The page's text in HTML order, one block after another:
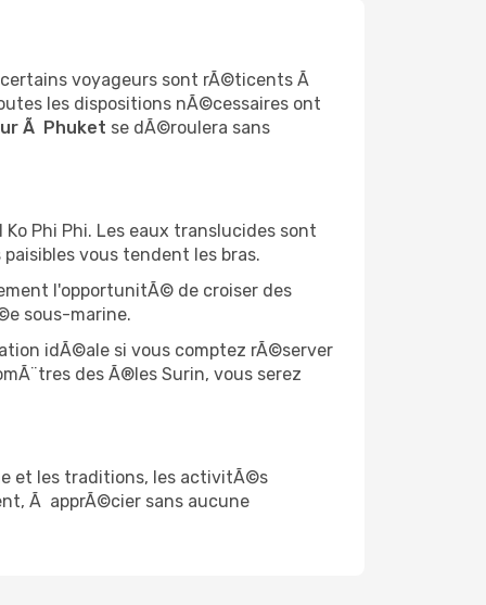
voyageurs sont rÃ©ticents Ã
les dispositions nÃ©cessaires ont
Ã Phuket se dÃ©roulera sans
Phi Phi. Les eaux translucides sont
vous tendent les bras.
l'opportunitÃ© de croiser des
sous-marine.
idÃ©ale si vous comptez rÃ©server
des Ã®les Surin, vous serez
et les traditions, les activitÃ©s
Ã apprÃ©cier sans aucune